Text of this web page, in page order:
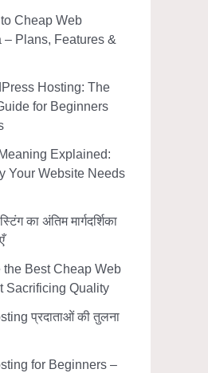
Cheap Web
– Plans, Features &
Hosting: The
for Beginners
Explained:
Your Website Needs
का अंतिम मार्गदर्शिका
the Best Cheap Web
Sacrificing Quality
प्रदाताओं की तुलना
for Beginners –